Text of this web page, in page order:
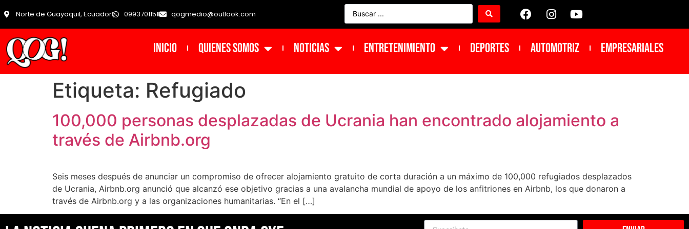
Norte de Guayaquil, Ecuador 0993701151 qogmedio@outlook.com
INICIO Quienes Somos NOTICIAS ENTRETENIMIENTO DEPORTES Automotriz Empresariales
Etiqueta: Refugiado
100,000 personas desplazadas de Ucrania han encontrado alojamiento a
través de Airbnb.org
Seis meses después de anunciar un compromiso de ofrecer alojamiento gratuito de corta duración a un máximo de 100,000 refugiados desplazados
de Ucrania, Airbnb.org anunció que alcanzó ese objetivo gracias a una avalancha mundial de apoyo de los anfitriones en Airbnb, los que donaron a
través de Airbnb.org y a las organizaciones humanitarias. “En el […]